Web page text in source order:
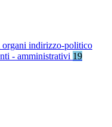
organi indirizzo-politico
- amministrativi 19